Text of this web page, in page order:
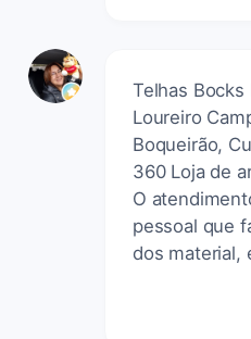
Telhas Bocks
Loureiro
Boqueirão,
360 Loja de
O
pessoal que
dos material,